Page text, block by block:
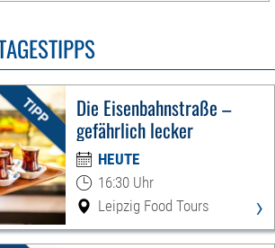
Die Eisenbahnstraße –
gefährlich lecker
HEUTE
16:30 Uhr
Leipzig Food Tours
›